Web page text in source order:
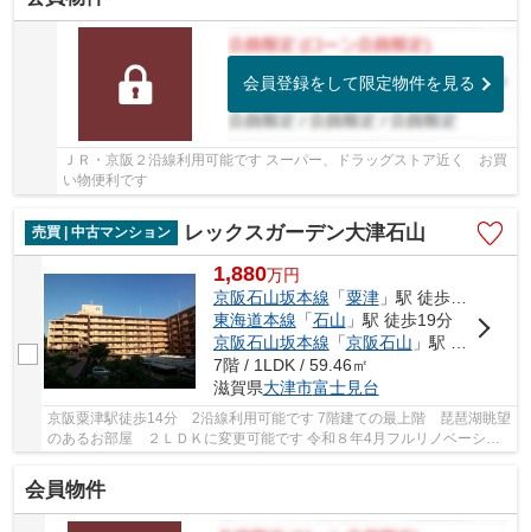
会員登録をして限定物件を見る
ＪＲ・京阪２沿線利用可能です スーパー、ドラッグストア近く お買
い物便利です
売買 | 中古マンション レックスガーデン大津石山
1,880万円
京阪石山坂本線 「粟津」駅 徒歩14分
東海道本線 「石山 」駅 徒歩19分
京阪石山坂本線 「京阪石山 」駅 徒歩19分
7階 / 1LDK / 59.46㎡
滋賀県大津市富士見台
京阪粟津駅徒歩14分 2沿線利用可能です 7階建ての最上階 琵琶湖眺望
のあるお部屋 ２ＬＤＫに変更可能です 令和８年4月フルリノベーショ
会員物件